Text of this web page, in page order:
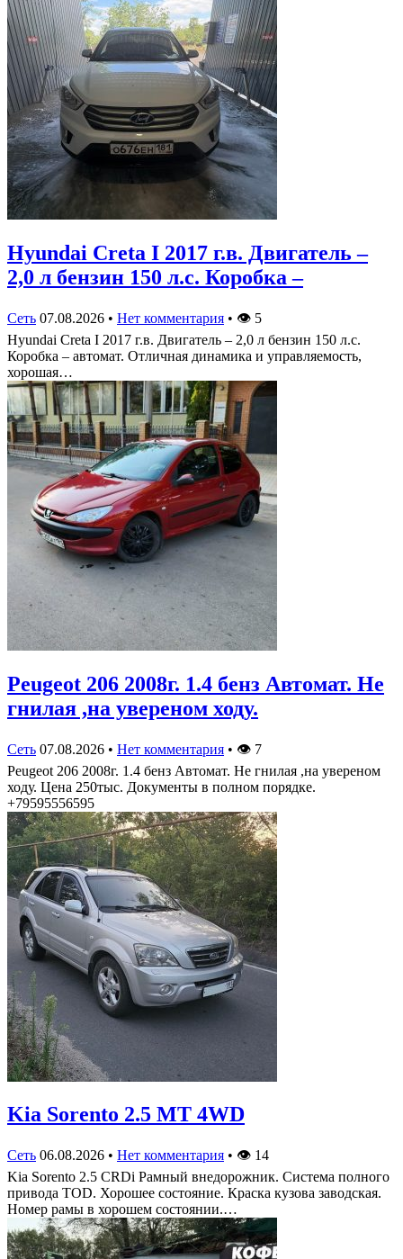
Hyundai Creta I 2017 г.в. Двигатель –
2,0 л бензин 150 л.с. Коробка –
Сеть 07.08.2026 • Нет комментария • 👁 5
Hyundai Creta I 2017 г.в. Двигатель – 2,0 л бензин 150 л.с.
Коробка – автомат. Отличная динамика и управляемость,
хорошая…
Peugeot 206 2008г. 1.4 бенз Автомат. Не
гнилая ,на увереном ходу.
Сеть 07.08.2026 • Нет комментария • 👁 7
Peugeot 206 2008г. 1.4 бенз Автомат. Не гнилая ,на увереном
ходу. Цена 250тыс. Документы в полном порядке.
+79595556595
Kia Sorento 2.5 MT 4WD
Сеть 06.08.2026 • Нет комментария • 👁 14
Kia Sorento 2.5 CRDi Рамный внедорожник. Система полного
привода TOD. Хорошее состояние. Краска кузова заводская.
Номер рамы в хорошем состоянии.…